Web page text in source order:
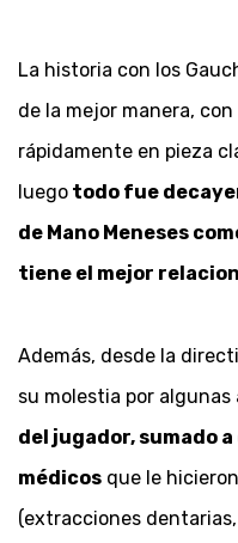
La historia con los
de la mejor manera,
rápidamente en pieza
luego todo fue
de Mano Meneses
tiene el mejor
Además, desde la
su molestia por algunas
del jugador, sumado
médicos que le
(extracciones